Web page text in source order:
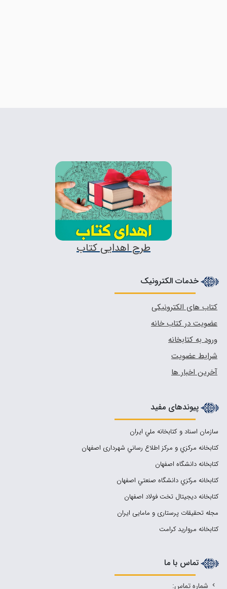
طرح اهدایی کتاب
خدمات الکترونیک
کتاب های الکترونیکی
عضویت در کتاب خانه
ورود به کتابخانه
شرایط عضویت
آخرین اخبار ها
پیوندهای مفید
سازمان اسناد و كتابخانه ملي ايران
کتابخانه مركزي و مركز اطلاع رساني شهرداری اصفهان
کتابخانه دانشگاه اصفهان
کتابخانه مرکزي دانشگاه صنعتي اصفهان
کتابخانه دیجیتال تخت فولاد اصفهان
مجله تحقیقات پرستاری و مامایی ایران
کتابخانه مروارید کرامت
تماس با ما
شماره تماس: